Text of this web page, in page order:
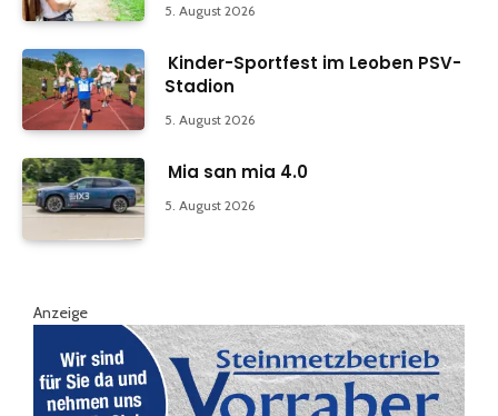
5. August 2026
Kinder-Sportfest im Leoben PSV-
Stadion
5. August 2026
Mia san mia 4.0
5. August 2026
Anzeige